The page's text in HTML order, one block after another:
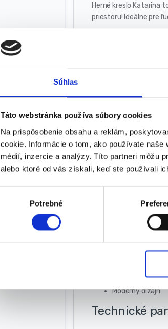
Súhlas
Táto webstránka používa súbory cookies
Na prispôsobenie obsahu a reklám,
cookie. Informácie o tom, ako používate
médií, inzercie a analýzy. Títo partneri môžu
alebo ktoré od vás získali, keď ste používali
Potrebné
Herné kreslo Katarina
priestoru! Ideálne pre
Vankúše sa dajú z
ktoré sa pohybujú
Odolné
Vďaka výnimočnému
vizuálnu ľahkosť so
Hlavné
Názov modelu:
Výplň sedadla
Nastaviteľná
Dvojité, pevné
Otočná, čierna
Funkcia
Moderný dizajn
Technické